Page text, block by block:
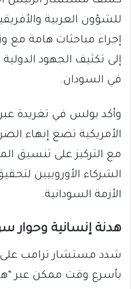
للشؤون العربية
إجراء مباحثات هامة مع
إلى تكثيف الجهود
في السودان.
وأكد بولس في تغريدة
الأمريكية تضع إنهاء
مع التركيز على تنسيق
الشركاء الأوروبيين
الأزمة السودانية.
​هدنة إنسانية وحوار
​شدد مستشار ترامب
بأسرع وقت ممكن عبر